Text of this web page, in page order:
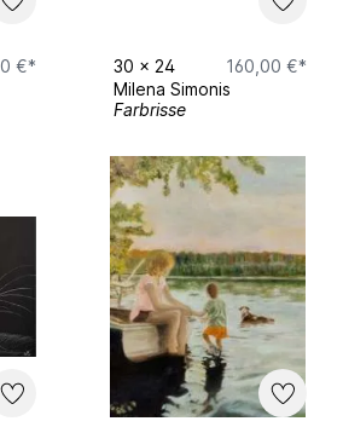
€*
30 x 24
160,00 €*
Milena Simonis
Farbrisse